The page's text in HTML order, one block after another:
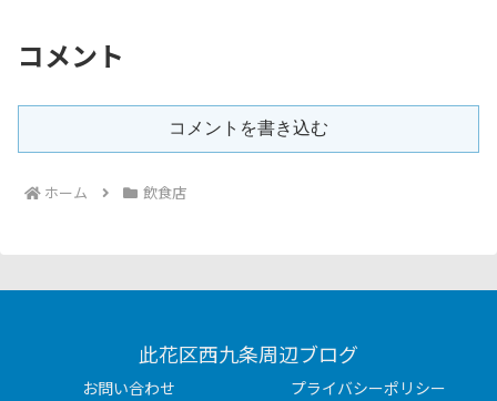
コメント
コメントを書き込む
ホーム 飲食店
此花区西九条周辺ブログ
お問い合わせ プライバシーポリシー